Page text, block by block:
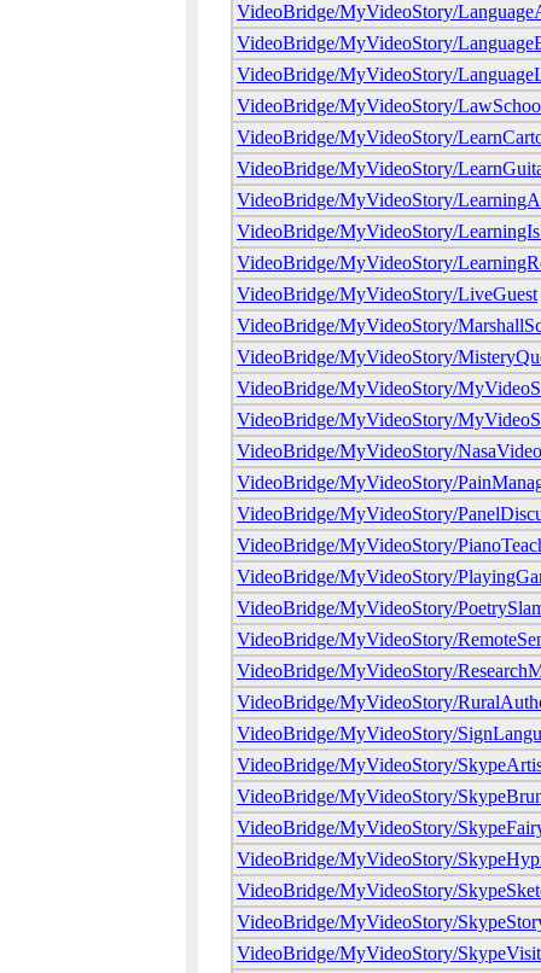
VideoBridge/MyVideoStory/
VideoBridge/MyVideoStory/
VideoBridge/MyVideoStory/
VideoBridge/MyVideoStory/
VideoBridge/MyVideoStory/
VideoBridge/MyVideoStory/
VideoBridge/MyVideoStory/
VideoBridge/MyVideoStory/
VideoBridge/MyVideoStory/
VideoBridge/MyVideoStory/LiveGuest
VideoBridge/MyVideoStory/
VideoBridge/MyVideoStory/
VideoBridge/MyVideoStory/
VideoBridge/MyVideoStory/
VideoBridge/MyVideoStory/
VideoBridge/MyVideoStory/
VideoBridge/MyVideoStory/
VideoBridge/MyVideoStory/
VideoBridge/MyVideoStory/
VideoBridge/MyVideoStory/
VideoBridge/MyVideoStory/
VideoBridge/MyVideoStory/
VideoBridge/MyVideoStory/
VideoBridge/MyVideoStory/
VideoBridge/MyVideoStory/
VideoBridge/MyVideoStory/
VideoBridge/MyVideoStory/
VideoBridge/MyVideoStory/
VideoBridge/MyVideoStory/
VideoBridge/MyVideoStory/
VideoBridge/MyVideoStory/